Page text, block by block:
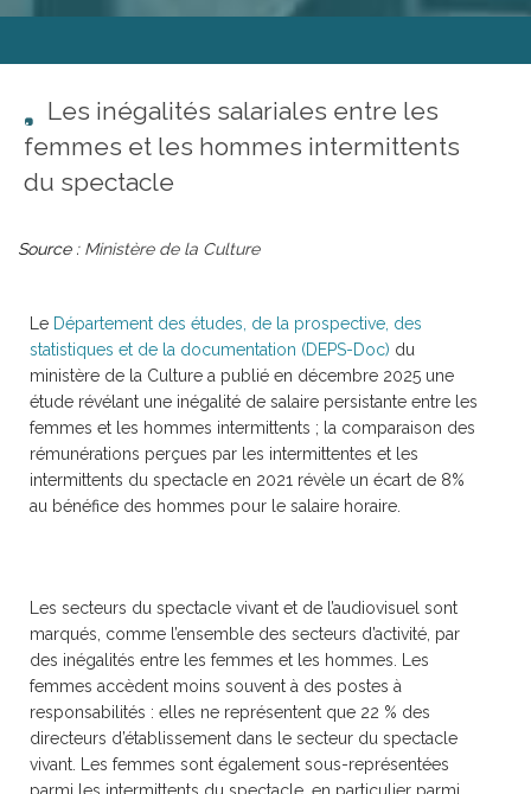
Les inégalités salariales entre les
femmes et les hommes intermittents
du spectacle
Source : Ministère de la Culture
Le Département des études, de la prospective, des
statistiques et de la documentation (DEPS-Doc) du
ministère de la Culture a publié en décembre 2025 une
étude révélant une inégalité de salaire persistante entre les
femmes et les hommes intermittents ; la comparaison des
rémunérations perçues par les intermittentes et les
intermittents du spectacle en 2021 révèle un écart de 8%
au bénéfice des hommes pour le salaire horaire.
Les secteurs du spectacle vivant et de l’audiovisuel sont
marqués, comme l’ensemble des secteurs d’activité, par
des inégalités entre les femmes et les hommes. Les
femmes accèdent moins souvent à des postes à
responsabilités : elles ne repré­sentent que 22 % des
directeurs d’établissement dans le secteur du spectacle
vivant. Les femmes sont également sous-représentées